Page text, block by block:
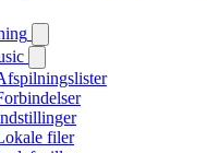
filer